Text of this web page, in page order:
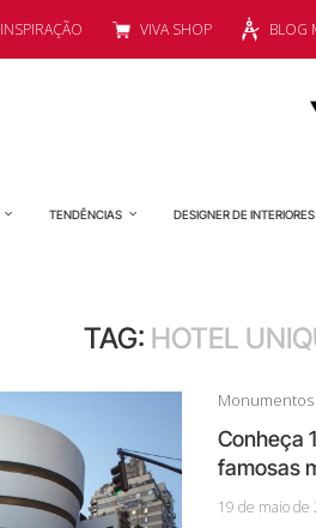
INSPIRAÇÃO VIVA SHOP BLOG
TENDÊNCIAS DESIGNER DE INTERIORES
TAG: HOTEL
Conheça
famosas
19 de maio de